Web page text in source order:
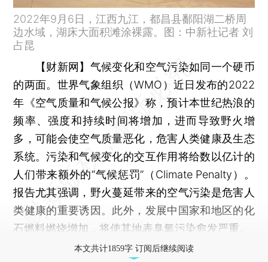
2022年9月6日，江西九江，都昌县鄱阳湖二桥周
边水域，湖床大面积滩涂裸露。图：中新社记者 刘
占昆
【财新网】 气候变化和空气污染如同一个硬币
的两面。世界气象组织（WMO）近日发布的2022
年《空气质量和气候公报》称，预计本世纪热浪的
频率、强度和持续时间将增加，进而导致野火增
多，可能会使空气质量恶化，危害人类健康及生态
系统。污染和气候变化的交互作用将给数以亿计的
人们带来额外的“气候惩罚”（Climate Penalty）。
报告尤其强调，野火蔓延带来的空气污染是危害人
类健康的重要诱因。此外，发展中国家和地区的化
石燃料燃烧增加，将使其地表臭氧污染愈发严重。
本文共计1859字 订阅后继续阅读